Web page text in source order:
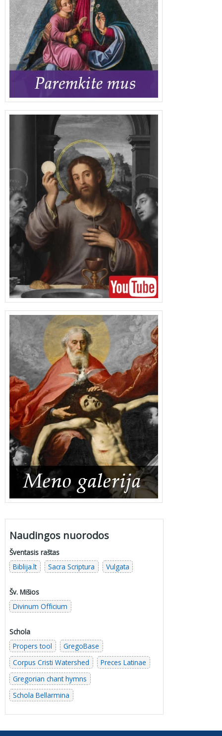
Naudingos nuorodos
Šventasis raštas
Biblija.lt
Sacra Scriptura Vulgata
Šv. Mišios
Divinum Officium
Schola
Propers tool
GregoBase
Corpus Cristi Watershed
Preces Latinae
Gregorian chant hymns
Schola Bellarmina